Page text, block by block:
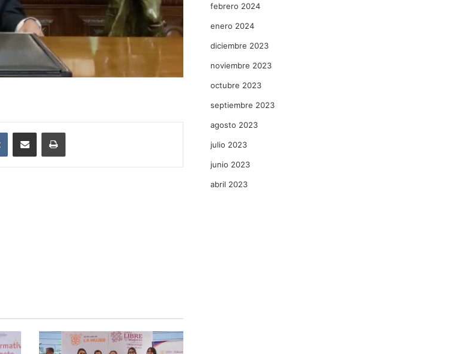
febrero 2024
enero 2024
diciembre 2023
noviembre 2023
octubre 2023
septiembre 2023
agosto 2023
julio 2023
junio 2023
abril 2023